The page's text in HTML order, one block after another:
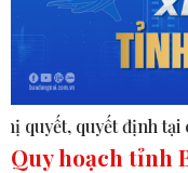
ASEAN thúc đẩy
Quy hoạch tỉnh